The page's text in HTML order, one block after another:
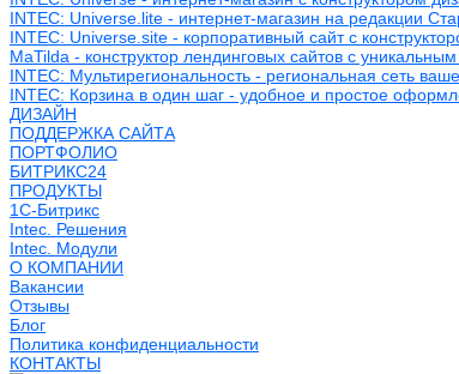
INTEC: Universe.lite - интернет-магазин на редакции
INTEC: Universe.site - корпоративный сайт с
MaTilda - конструктор лендинговых сайтов с
INTEC: Мультирегиональность - региональная сеть
INTEC: Корзина в один шаг - удобное и простое
ДИЗАЙН
ПОДДЕРЖКА САЙТА
ПОРТФОЛИО
БИТРИКС24
ПРОДУКТЫ
1С-Битрикс
Intec. Решения
Intec. Модули
О КОМПАНИИ
Вакансии
Отзывы
Блог
Политика конфиденциальности
КОНТАКТЫ